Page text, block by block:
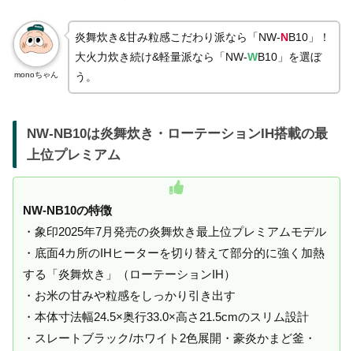
monoちゃん
炎舞炊き&甘み粒感こだわり派なら「NW-NB10」！
大火力炊き続け&軽量派なら「NW-WB10」を選ぼ
う。
NW-NB10は炎舞炊き・ローテーションIH搭載の最
上位プレミアム
NW-NB10の特徴
・象印2025年7月発売の炎舞炊き最上位プレミアムモデル
・底面4カ所のIHヒーターを切り替えて部分的に強く加熱
する「炎舞炊き」（ローテーションIH）
・お米の甘みや粒感をしっかり引き出す
・本体寸法幅24.5×奥行33.0×高さ21.5cmのスリム設計
・スレートブラック/ホワイト2色展開・豪炎かまど釜・